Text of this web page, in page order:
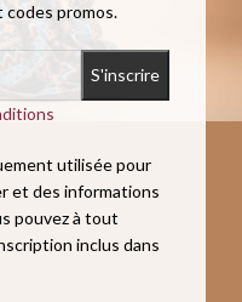
promos.
utilisée pour
et des informations
pouvez à tout
inclus dans